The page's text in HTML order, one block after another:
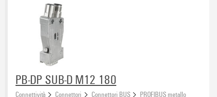
PB-DP SUB-D M12 180
Connettività Connettori Connettori BUS
PROFIBUS metallo